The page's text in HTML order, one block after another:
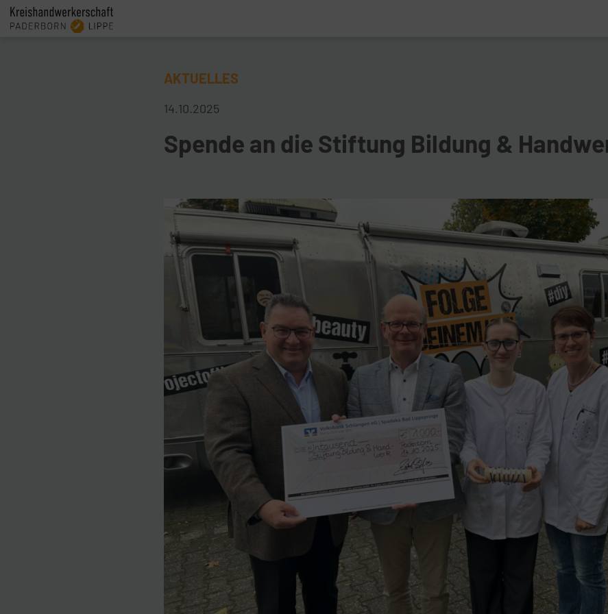
AKTUELLES
14.10.2025
Spende an die Stiftung Bildung &